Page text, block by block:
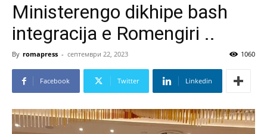
Ministerengo dikhipe bash
integracija e Romengiri ..
By romapress - септември 22, 2023 1060
Facebook Twitter Linkedin